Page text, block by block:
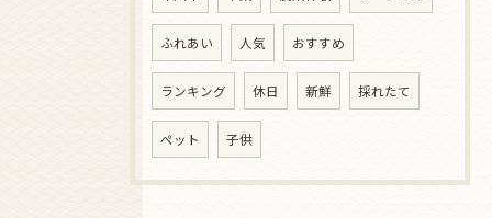
ふれあい 人気 おすすめ
ランキング 休日 新鮮 採れたて
ペット 子供